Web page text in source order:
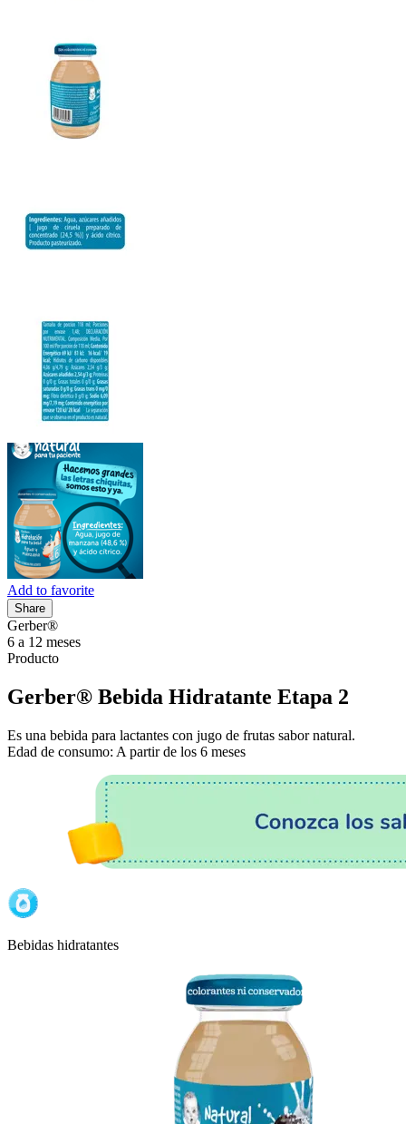
Add to favorite
Share
Gerber®
6 a 12 meses
Producto
Gerber® Bebida Hidratante Etapa 2
Es una bebida para lactantes con jugo de frutas sabor natural.
Edad de consumo: A partir de los 6 meses
Bebidas hidratantes